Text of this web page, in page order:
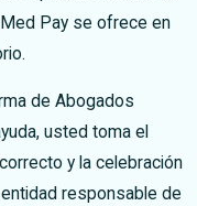
Pay se ofrece en
de Abogados
usted toma el
y la celebración
responsable de